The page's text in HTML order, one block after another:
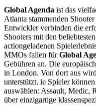
Global Agenda ist das
Atlanta stammenden
Entwickler verbinden die
Shooters mit den
actiongeladenen
MMOs fallen fürGlobal
Gebühren an. Die
in London. Von dort aus
unterstützt. ie Spieler
auswählen: Assault, Medic,
über einzigartige